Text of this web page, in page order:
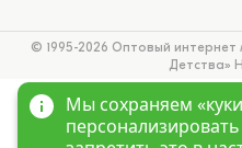
© 1995-2026 Оптовый интернет
Детства»
Мы сохраняем